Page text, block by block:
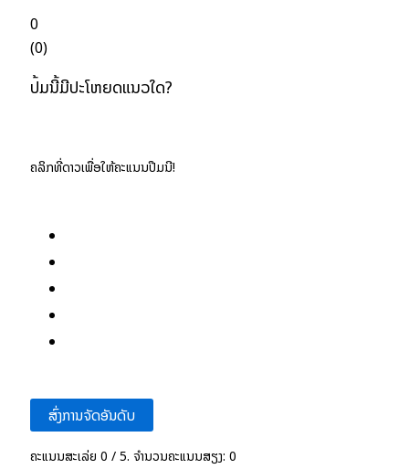
0
(0)
ປື້ມນີ້ມີປະໂຫຍດແນວໃດ?
ຄລິກທີ່ດາວເພື່ອໃຫ້ຄະແນນປື້ມນີ້!
ສົ່ງການຈັດອັນດັບ
ຄະແນນສະເລ່ຍ 0 / 5. ຈຳນວນຄະແນນສຽງ: 0